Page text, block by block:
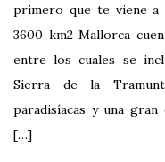
primero que te viene a
3600 km2 Mallorca
entre los cuales se
Sierra de la
paradisíacas y una
[…]